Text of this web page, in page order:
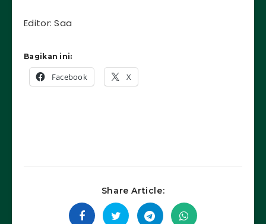
Editor: Saa
Bagikan ini:
Facebook X
Share Article: